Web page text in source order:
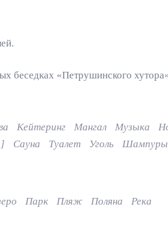
беседках «Петрушинского
Кейтеринг Мангал Музыка
Сауна Туалет Уголь Шампуры
Парк Пляж Поляна Река